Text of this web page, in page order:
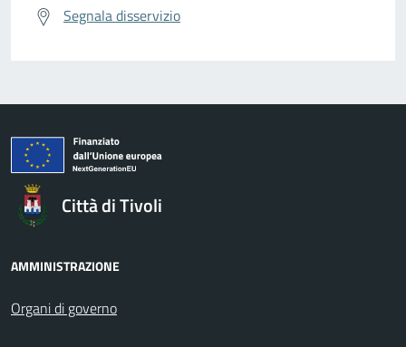
Segnala disservizio
Città di Tivoli
AMMINISTRAZIONE
Organi di governo